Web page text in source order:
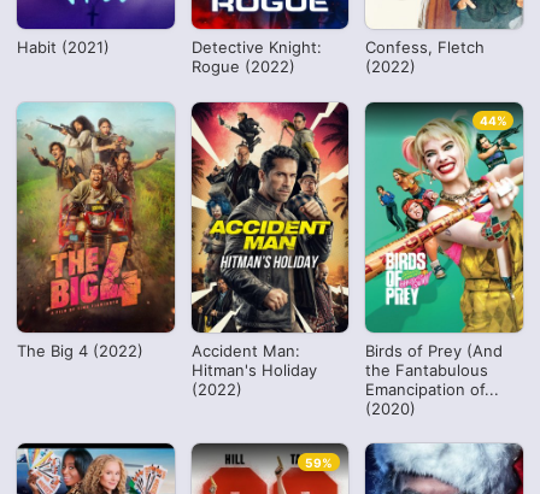
Habit (2021)
Detective Knight:
Rogue (2022)
Confess, Fletch
(2022)
The Big 4 (2022)
Accident Man:
Hitman's Holiday
(2022)
Birds of Prey (And
the Fantabulous
Emancipation of...
(2020)
44%
59%